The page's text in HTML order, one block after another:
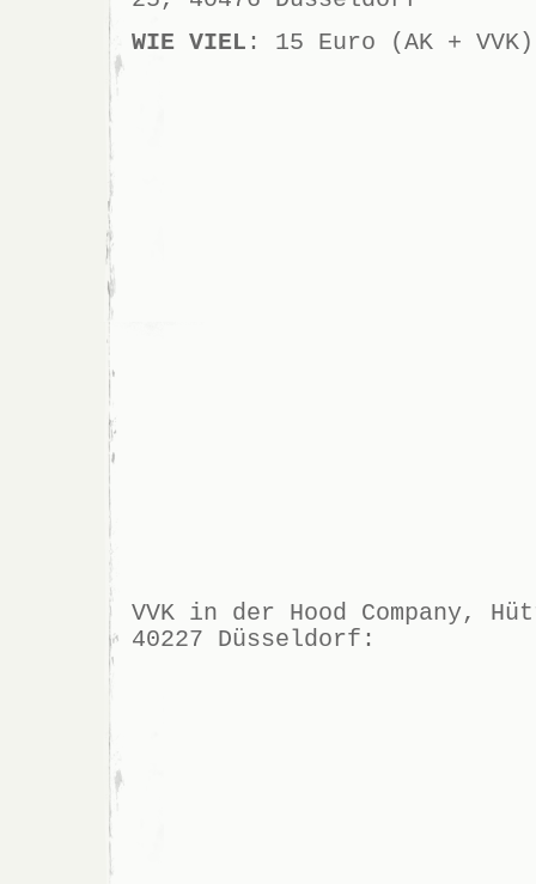
WIE VIEL : 15 Euro (AK + VVK)
VVK in der Hood Company,
40227 Düsseldorf: